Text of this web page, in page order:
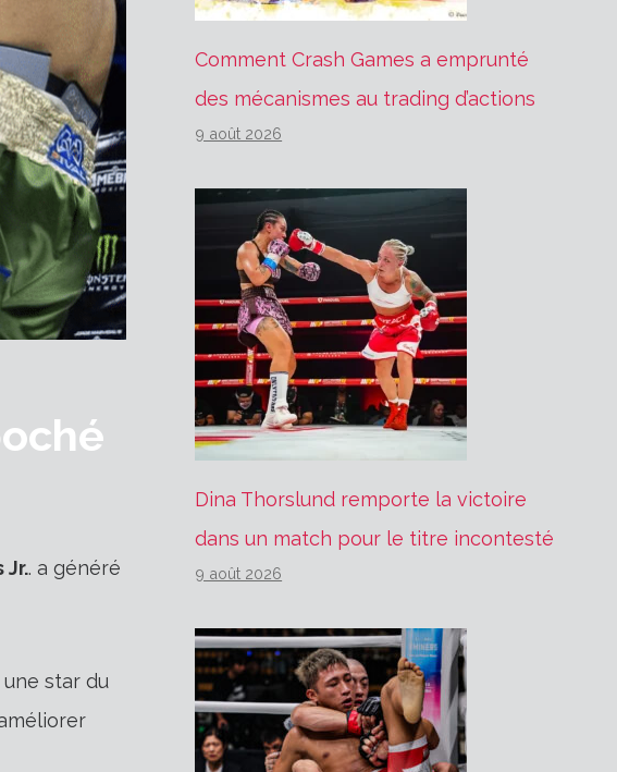
Jr.. a généré
star du
Comment Crash Games a emprunté
des mécanismes au trading d’actions
9 août 2026
Dina Thorslund remporte la victoire
dans un match pour le titre incontesté
9 août 2026